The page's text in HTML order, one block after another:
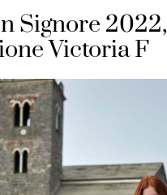
Signore 2022,
Victoria F